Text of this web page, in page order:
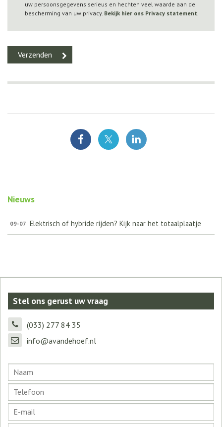
uw persoonsgegevens serieus en hechten veel waarde aan de
bescherming van uw privacy. Bekijk hier ons Privacy statement.
Nieuws
09-07 Elektrisch of hybride rijden? Kijk naar het totaalplaatje
Stel ons gerust uw vraag
(033) 277 84 35
info@avandehoef.nl